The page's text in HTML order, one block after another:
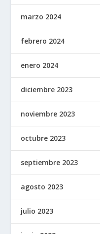
marzo 2024
febrero 2024
enero 2024
diciembre 2023
noviembre 2023
octubre 2023
septiembre 2023
agosto 2023
julio 2023